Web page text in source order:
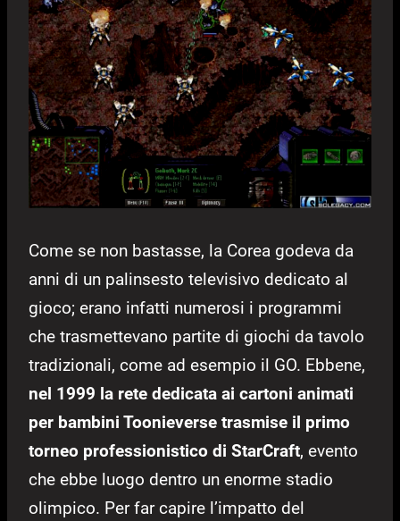
Come se non bastasse, la Corea godeva da
anni di un palinsesto televisivo dedicato al
gioco; erano infatti numerosi i programmi
che trasmettevano partite di giochi da tavolo
tradizionali, come ad esempio il GO. Ebbene,
nel 1999 la rete dedicata ai cartoni animati
per bambini Toonieverse trasmise il primo
torneo professionistico di StarCraft, evento
che ebbe luogo dentro un enorme stadio
olimpico. Per far capire l’impatto del